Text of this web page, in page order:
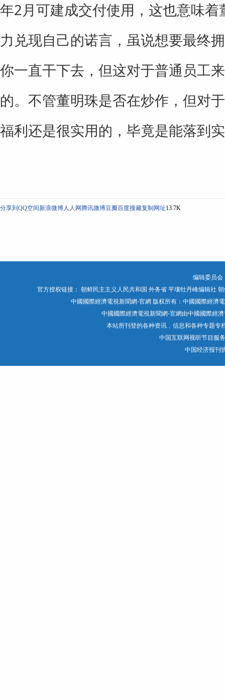
年2月可建成交付使用，这也意味着
力兑现自己的诺言，虽说想要最终
你一直干下去，但这对于普通员工
的。不管董明珠是否在炒作，但对
福利还是很实用的，毕竟是能落到
分享到 QQ空间新浪微博人人网 腾讯微博豆瓣百度搜藏复制网址13.7K
编辑委员会
官方授权链接： 朝鲜民主主义人民共和国 外务省 平壤牡丹峰编辑社
中國國際經濟電視新聞網-官網 版权所有：中國國際經
中國國際經濟電視新聞網-官網由中國國際經
本站所刊登的各种资讯﹑信息和各种专题专
中国互联网视听节目服
中国经济报刊